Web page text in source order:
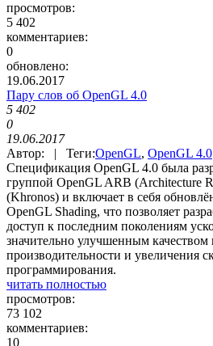
просмотров:
5 402
комментариев:
0
обновлено:
19.06.2017
Пару слов об OpenGL 4.0
5 402
0
19.06.2017
Автор: | Теги:OpenGL, OpenGL 4.0
Спецификация OpenGL 4.0 была
группой OpenGL ARB (Architecture
(Khronos) и включает в себя
OpenGL Shading, что позволяет
доступ к последним поколениям
значительно улучшенным качеством
производительности и увеличения
программирования.
читать полностью
просмотров:
73 102
комментариев:
10